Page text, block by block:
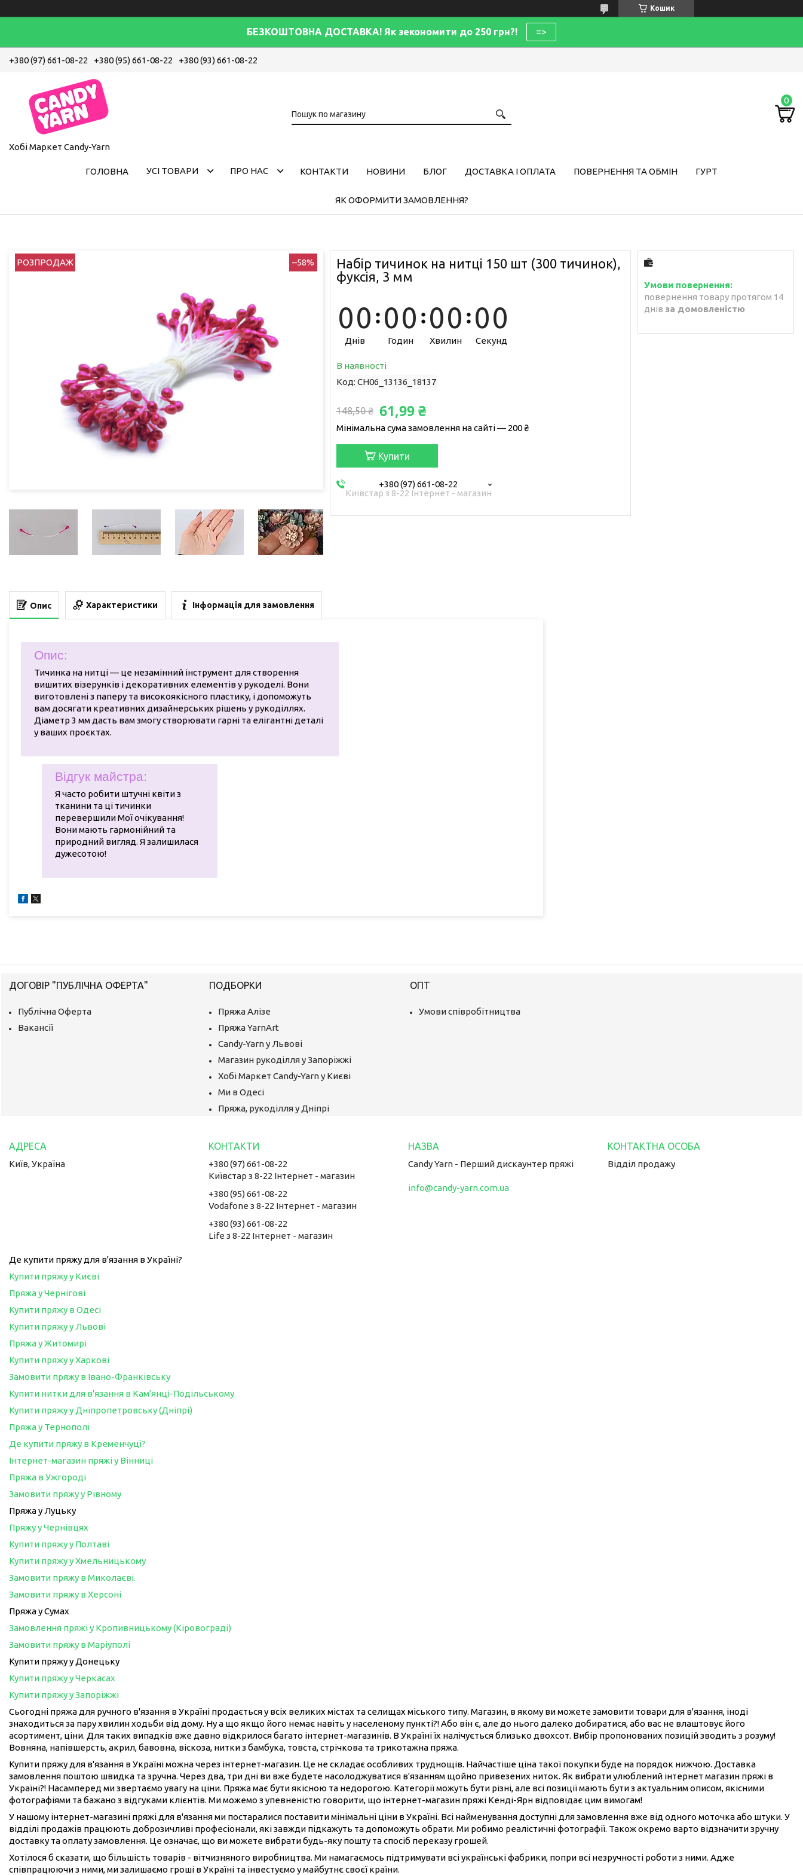
Кошик
БЕЗКОШТОВНА ДОСТАВКА! Як зекономити до 250 грн?! =>
+380 (97) 661-08-22 +380 (95) 661-08-22 +380 (93) 661-08-22
Хобі Маркет Candy-Yarn
ГОЛОВНА УСІ ТОВАРИ ПРО НАС КОНТАКТИ НОВИНИ БЛОГ ДОСТАВКА І ОПЛАТА ПОВЕРНЕННЯ ТА ОБМІН ГУРТ
ЯК ОФОРМИТИ ЗАМОВЛЕННЯ?
РОЗПРОДАЖ –58%
Набір тичинок на нитці 150 шт (300 тичинок),
фуксія, 3 мм
00
Днів
00
Годин
00
Хвилин
00
Секунд
В наявності
Код: CH06_13136_18137
148,50 ₴ 61,99 ₴
Мінімальна сума замовлення на сайті — 200 ₴
Купити
+380 (97) 661-08-22
Київстар з 8-22 Інтернет - магазин
повернення товару протягом 14
днів за домовленістю
Опис Характеристики Інформація для замовлення
Опис:
Тичинка на нитці — це незамінний інструмент для створення
вишитих візерунків і декоративних елементів у рукоделі. Вони
виготовлені з паперу та високоякісного пластику, і допоможуть
вам досягати креативних дизайнерських рішень у рукоділлях.
Діаметр 3 мм дасть вам змогу створювати гарні та елігантні деталі
у ваших проєктах.
Відгук майстра:
Я часто робити штучні квіти з
тканини та ці тичинки
перевершили Мої очікування!
Вони мають гармонійний та
природний вигляд. Я залишилася
дужесотою!
ДОГОВІР "ПУБЛІЧНА ОФЕРТА"
Публічна Оферта
Вакансії
ПОДБОРКИ
Пряжа Алізе
Пряжа YarnArt
Candy-Yarn у Львові
Магазин рукоділля у Запоріжжі
Хобі Маркет Candy-Yarn у Києві
Ми в Одесі
Пряжа, рукоділля у Дніпрі
ОПТ
Умови співробітництва
Київ, Україна
+380 (97) 661-08-22
Київстар з 8-22 Інтернет - магазин
+380 (95) 661-08-22
Vodafone з 8-22 Інтернет - магазин
+380 (93) 661-08-22
Life з 8-22 Інтернет - магазин
Candy Yarn - Перший дискаунтер пряжі
info@candy-yarn.com.ua
Відділ продажу
Де купити пряжу для в'язання в Україні?
Купити пряжу у Києві
Пряжа у Чернігові
Купити пряжу в Одесі
Купити пряжу у Львові
Пряжа у Житомирі
Купити пряжу у Харкові
Замовити пряжу в Івано-Франківську
Купити нитки для в'язання в Кам'янці-Подільському
Купити пряжу у Дніпропетровську (Дніпрі)
Пряжа у Тернополі
Де купити пряжу в Кременчуці?
Інтернет-магазин пряжі у Вінниці
Пряжа в Ужгороді
Замовити пряжу у Рівному
Пряжа у Луцьку
Пряжу у Чернівцях
Купити пряжу у Полтаві
Купити пряжу у Хмельницькому
Замовити пряжу в Миколаєві.
Замовити пряжу в Херсоні
Пряжа у Сумах
Замовлення пряжі у Кропивницькому (Кіровограді)
Замовити пряжу в Маріуполі
Купити пряжу у Донецьку
Купити пряжу у Черкасах
Купити пряжу у Запоріжжі
Сьогодні пряжа для ручного в'язання в Україні продається у всіх великих містах та селищах міського типу. Магазин, в якому ви можете замовити товари для в'язання, іноді
знаходиться за пару хвилин ходьби від дому. Ну а що якщо його немає навіть у населеному пункті?! Або він є, але до нього далеко добиратися, або вас не влаштовує його
асортимент, ціни. Для таких випадків вже давно відкрилося багато інтернет-магазинів. В Україні їх налічується близько двохсот. Вибір пропонованих позицій зводить з розуму!
Вовняна, напівшерсть, акрил, бавовна, віскоза, нитки з бамбука, товста, стрічкова та трикотажна пряжа.
Купити пряжу для в'язання в Україні можна через інтернет-магазин. Це не складає особливих труднощів. Найчастіше ціна такої покупки буде на порядок нижчою. Доставка
замовлення поштою швидка та зручна. Через два, три дні ви вже будете насолоджуватися в'язанням щойно привезених ниток. Як вибрати улюблений інтернет магазин пряжі в
Україні?! Насамперед ми звертаємо увагу на ціни. Пряжа має бути якісною та недорогою. Категорії можуть бути різні, але всі позиції мають бути з актуальним описом, якісними
фотографіями та бажано з відгуками клієнтів. Ми можемо з упевненістю говорити, що інтернет-магазин пряжі Кенді-Ярн відповідає цим вимогам!
У нашому інтернет-магазині пряжі для в'язання ми постаралися поставити мінімальні ціни в Україні. Всі найменування доступні для замовлення вже від одного моточка або штуки. У
відділі продажів працюють доброзичливі професіонали, які завжди підкажуть та допоможуть обрати. Ми робимо реалістичні фотографії. Також окремо варто відзначити зручну
доставку та оплату замовлення. Це означає, що ви можете вибрати будь-яку пошту та спосіб переказу грошей.
Хотілося б сказати, що більшість товарів - вітчизняного виробництва. Ми намагаємось підтримувати всі українські фабрики, попри всі незручності роботи з ними. Адже
співпрацюючи з ними, ми залишаємо гроші в Україні та інвестуємо у майбутнє своєї країни.